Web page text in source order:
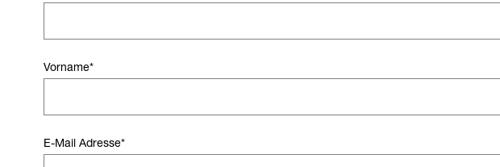
Vorname*
E-Mail Adresse*